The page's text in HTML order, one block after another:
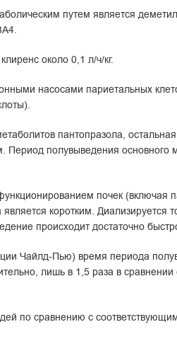
путем является
около 0,1 л/ч/кг.
насосами париетальных
пантопразола,
полувыведения основного
почек (включая
коротким.
происходит достаточно
Чайлд-Пью) время периода
лишь в 1,5 раза в
по сравнению с